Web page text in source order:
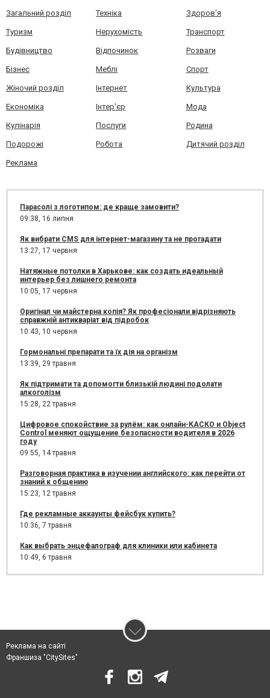
Загальний розділ Техніка Здоров'я
Туризм Нерухомість Транспорт
Будівництво Відпочинок Розваги
Бізнес Меблі Спорт
Жіночий розділ Інтернет Культура
Економіка Інтер'єр Мода
Кулінарія Послуги Родина
Подорожі Робота Дитячий розділ
Реклама
Парасолі з логотипом: де краще замовити?
09:38, 16 липня
Як вибрати CMS для інтернет-магазину та не прогадати
13:27, 17 червня
Натяжные потолки в Харькове: как создать идеальный
интерьер без лишнего ремонта
10:05, 17 червня
Оригінал чи майстерна копія? Як професіонали відрізняють
справжній антикваріат від підробок
10:43, 10 червня
Гормональні препарати та їх дія на організм
13:39, 29 травня
Як підтримати та допомогти близькій людині подолати
алкоголізм
15:28, 22 травня
Цифровое спокойствие за рулём: как онлайн-КАСКО и Object
Control меняют ощущение безопасности водителя в 2026
году
09:55, 14 травня
Разговорная практика в изучении английского: как перейти от
знаний к общению
15:23, 12 травня
Где рекламные аккаунты фейсбук купить?
10:36, 7 травня
Как выбрать энцефалограф для клиники или кабинета
10:49, 6 травня
Реклама на сайті
Франшиза "CitySites"